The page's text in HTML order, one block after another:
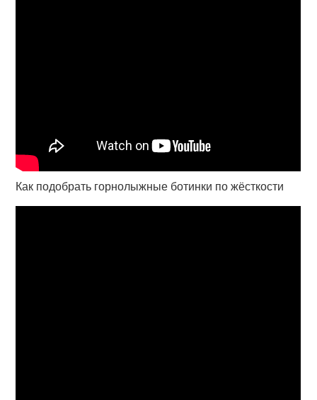
Как подобрать горнолыжные ботинки по жёсткости